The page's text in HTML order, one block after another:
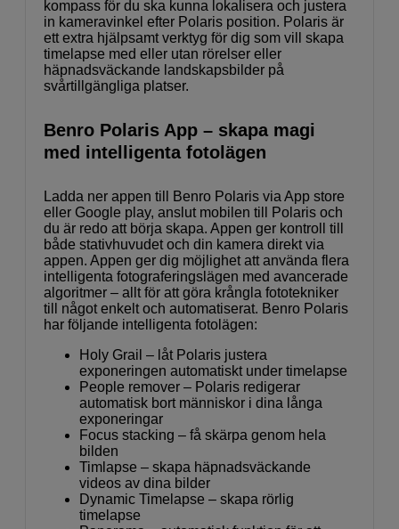
kompass för du ska kunna lokalisera och justera
in kameravinkel efter Polaris position. Polaris är
ett extra hjälpsamt verktyg för dig som vill skapa
timelapse med eller utan rörelser eller
häpnadsväckande landskapsbilder på
svårtillgängliga platser.
Benro Polaris App – skapa magi
med intelligenta fotolägen
Ladda ner appen till Benro Polaris via App store
eller Google play, anslut mobilen till Polaris och
du är redo att börja skapa. Appen ger kontroll till
både stativhuvudet och din kamera direkt via
appen. Appen ger dig möjlighet att använda flera
intelligenta fotograferingslägen med avancerade
algoritmer – allt för att göra krångla fototekniker
till något enkelt och automatiserat. Benro Polaris
har följande intelligenta fotolägen:
Holy Grail – låt Polaris justera
exponeringen automatiskt under timelapse
People remover – Polaris redigerar
automatisk bort människor i dina långa
exponeringar
Focus stacking – få skärpa genom hela
bilden
Timlapse – skapa häpnadsväckande
videos av dina bilder
Dynamic Timelapse – skapa rörlig
timelapse